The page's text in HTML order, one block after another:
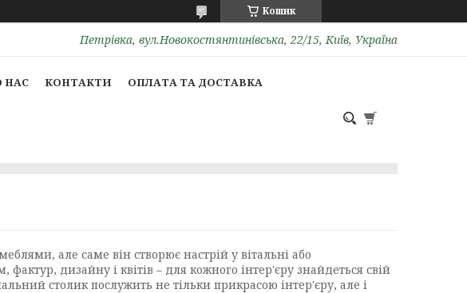
Кошик
Петрівка, вул.Новокостянтинівська, 22/15, Київ, Україна
НАС КОНТАКТИ ОПЛАТА ТА ДОСТАВКА
але саме він створює настрій у вітальні або
дизайну і квітів – для кожного інтер'єру знайдеться свій
столик послужить не тільки прикрасою інтер'єру, але і